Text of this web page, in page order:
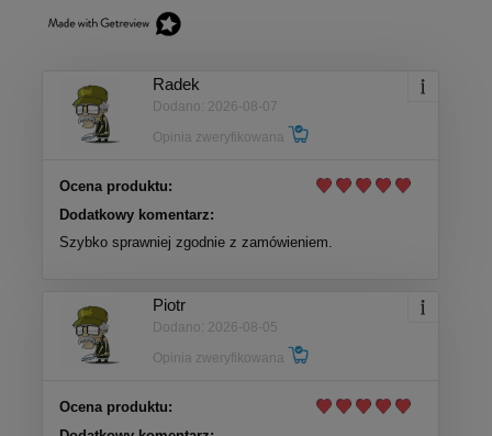
Radek
Dodano: 2026-08-07
Opinia zweryfikowana
Ocena produktu:
Dodatkowy komentarz:
Szybko sprawniej zgodnie z zamówieniem.
Piotr
Dodano: 2026-08-05
Opinia zweryfikowana
Ocena produktu: